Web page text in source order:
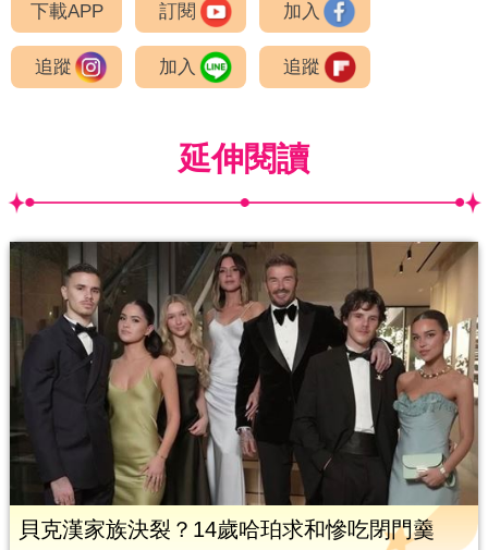
下載APP 訂閱 加入
追蹤 加入 追蹤
延伸閱讀
貝克漢家族決裂？14歲哈珀求和慘吃閉門羹